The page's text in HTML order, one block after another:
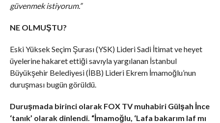
güvenmek istiyorum.”
NE OLMUŞTU?
Eski Yüksek Seçim Şurası (YSK) Lideri Sadi İtimat ve heyet
üyelerine hakaret ettiği savıyla yargılanan İstanbul
Büyükşehir Belediyesi (İBB) Lideri Ekrem İmamoğlu’nun
duruşması bugün görüldü.
Duruşmada birinci olarak FOX TV muhabiri Gülşah İnce
‘tanık’ olarak dinlendi. “İmamoğlu, ‘Lafa bakarım laf mı